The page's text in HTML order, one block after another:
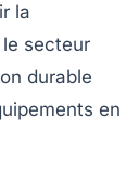
la
le secteur
durable
en